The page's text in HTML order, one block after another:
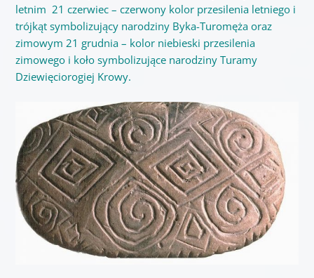
letnim 21 czerwiec – czerwony kolor przesilenia letniego i
trójkąt symbolizujący narodziny Byka-Turomęża oraz
zimowym 21 grudnia – kolor niebieski przesilenia
zimowego i koło symbolizujące narodziny Turamy
Dziewięciorogiej Krowy.